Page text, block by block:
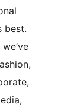
best.